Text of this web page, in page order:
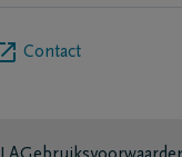
Contact